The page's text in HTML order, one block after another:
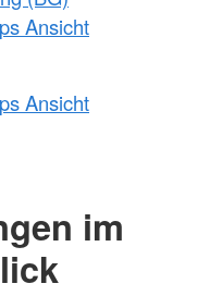
Ansicht
Ansicht
im